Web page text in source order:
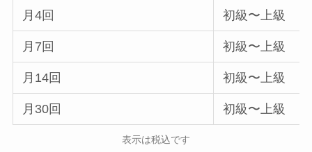
月4回 初級〜上級
月7回 初級〜上級
月14回 初級〜上級
月30回 初級〜上級
表示は税込です